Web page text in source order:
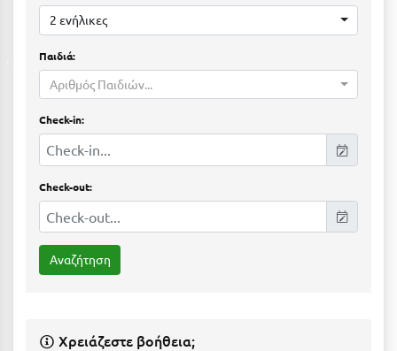
Θάσος
Θεσσαλονίκη
Ιεράπετρα
Ικαρία
Ιωάννινα
2 ενήλικες
Παιδιά:
Αριθμός Παιδιών...
Check-in:
Check-out:
Χρειάζεστε βοήθεια;